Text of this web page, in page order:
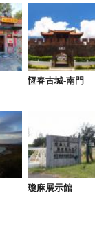
from google
恆春古城-南門
瓊麻展示館